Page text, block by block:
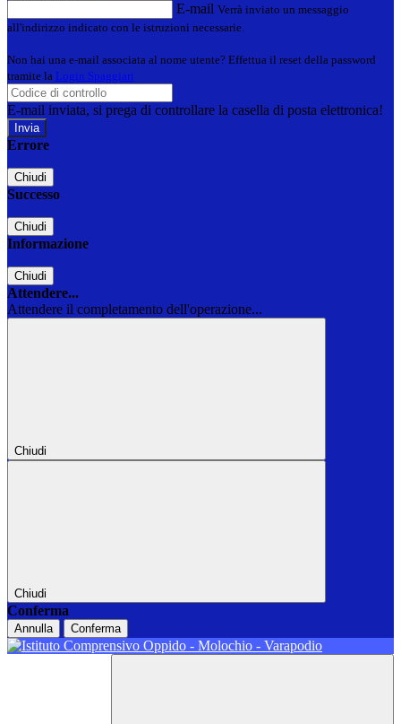
E-mail Verrà inviato un messaggio
all'indirizzo indicato con le istruzioni necessarie.
Non hai una e-mail associata al nome utente? Effettua il reset della password
tramite la Login Spaggiari
E-mail inviata, si prega di controllare la casella di posta elettronica!
Errore
Chiudi
Successo
Chiudi
Informazione
Chiudi
Attendere...
Attendere il completamento dell'operazione...
Chiudi
Chiudi
Conferma
Annulla Conferma